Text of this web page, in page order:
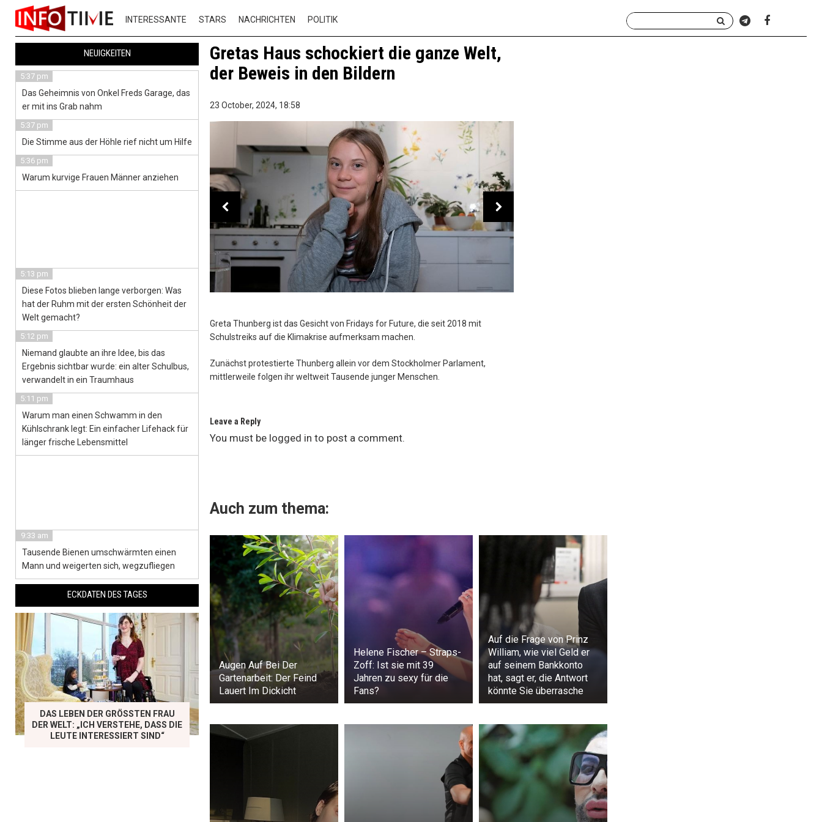
INTERESSANTE STARS NACHRICHTEN POLITIK
Gretas Haus schockiert die ganze Welt,
der Beweis in den Bildern
23 October, 2024, 18:58
Greta Thunberg ist das Gesicht von Fridays for Future, die seit 2018 mit
Schulstreiks auf die Klimakrise aufmerksam machen.
Zunächst protestierte Thunberg allein vor dem Stockholmer Parlament,
mittlerweile folgen ihr weltweit Tausende junger Menschen.
Leave a Reply
You must be logged in to post a comment.
Auch zum thema:
Augen Auf Bei Der
Gartenarbeit: Der Feind
Lauert Im Dickicht
Helene Fischer – Straps-
Zoff: Ist sie mit 39
Jahren zu sexy für die
Fans?
Auf die Frage von Prinz
William, wie viel Geld er
auf seinem Bankkonto
hat, sagt er, die Antwort
könnte Sie überrasche
NEUIGKEITEN
5:37 pm
Das Geheimnis von Onkel Freds Garage, das
er mit ins Grab nahm
5:37 pm
Die Stimme aus der Höhle rief nicht um Hilfe
5:36 pm
Warum kurvige Frauen Männer anziehen
5:13 pm
Diese Fotos blieben lange verborgen: Was
hat der Ruhm mit der ersten Schönheit der
Welt gemacht?
5:12 pm
Niemand glaubte an ihre Idee, bis das
Ergebnis sichtbar wurde: ein alter Schulbus,
verwandelt in ein Traumhaus
5:11 pm
Warum man einen Schwamm in den
Kühlschrank legt: Ein einfacher Lifehack für
länger frische Lebensmittel
9:33 am
Tausende Bienen umschwärmten einen
Mann und weigerten sich, wegzufliegen
ECKDATEN DES TAGES
DAS LEBEN DER GRÖSSTEN FRAU D
ER WELT: „ICH VERSTEHE, DASS DIE L
EUTE INTERESSIERT SIND“